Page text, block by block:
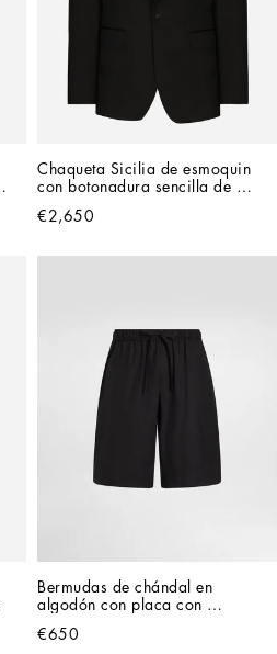
Chaqueta Sicilia de esmoquin
con botonadura sencilla de
€2,650
Bermudas de chándal en
algodón con placa con
€650